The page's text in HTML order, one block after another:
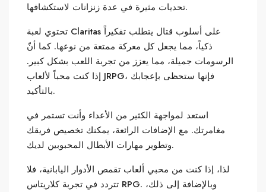
تحديات مثيرة في عدة زنزانات لاستكشافها.
تحتوي لعبة Claritas على أسلوب قتال يتطلب تفكيراً
ذكياً، مما يجعل كل معركة ممتعة من نوعها. كما أنّ
الرسومات جميلة، مما يعزز من تجربة اللعب بشكل كبير.
إذا كنت محباً لألعاب JRPG، فإنها ستحظى بإعجابك
بالتأكيد.
استعد لمواجهة الكثير من الأعداء وأنت تستمر في
مغامرتك. مع الإضافات الرائعة، يمكنك تخصيص فريقك
وتطوير مهارات الأبطال المحبوبين لديك.
لذا، إذا كنت من محبي ألعاب تقمص الأدوار اليابانية، فلا
تتردد في تجربة كلاريتاس RPG. وبالإضافة إلى ذلك،